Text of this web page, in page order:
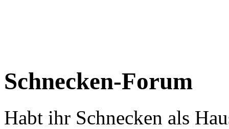
Schnecken-Forum
Habt ihr Schnecken als